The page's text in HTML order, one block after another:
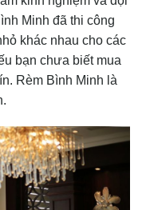
Minh đã thi công
khác nhau cho các
bạn chưa biết mua
Rèm Bình Minh là